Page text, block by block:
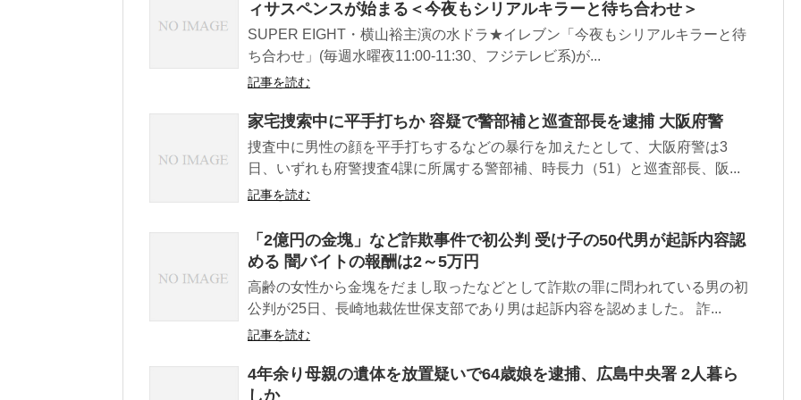
ィサスペンスが始まる＜今夜もシリアルキラーと待ち合わせ＞
SUPER EIGHT・横山裕主演の水ドラ★イレブン「今夜もシリアルキラーと待
ち合わせ」(毎週水曜夜11:00-11:30、フジテレビ系)が...
記事を読む
家宅捜索中に平手打ちか 容疑で警部補と巡査部長を逮捕 大阪府警
捜査中に男性の顔を平手打ちするなどの暴行を加えたとして、大阪府警は3
日、いずれも府警捜査4課に所属する警部補、時長力（51）と巡査部長、阪...
記事を読む
「2億円の金塊」など詐欺事件で初公判 受け子の50代男が起訴内容認
める 闇バイトの報酬は2～5万円
高齢の女性から金塊をだまし取ったなどとして詐欺の罪に問われている男の初
公判が25日、長崎地裁佐世保支部であり男は起訴内容を認めました。 詐...
記事を読む
4年余り母親の遺体を放置疑いで64歳娘を逮捕、広島中央署 2人暮ら
しか